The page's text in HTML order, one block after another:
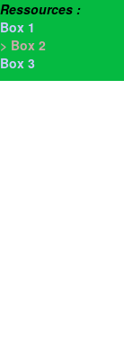
Ressources :
Box 1
> Box 2
Box 3